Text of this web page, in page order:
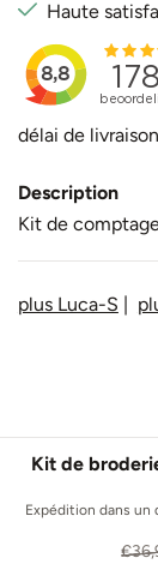
Haute
délai de livraison
Description
Kit de
plus Luca-S |
Kit de
Expédition dans un